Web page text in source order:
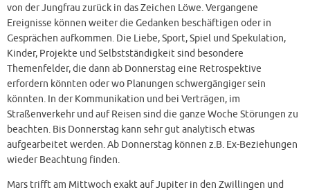
von der Jungfrau zurück in das Zeichen Löwe. Vergangene
Ereignisse können weiter die Gedanken beschäftigen oder in
Gesprächen aufkommen. Die Liebe, Sport, Spiel und Spekulation,
Kinder, Projekte und Selbstständigkeit sind besondere
Themenfelder, die dann ab Donnerstag eine Retrospektive
erfordern könnten oder wo Planungen schwergängiger sein
könnten. In der Kommunikation und bei Verträgen, im
Straßenverkehr und auf Reisen sind die ganze Woche Störungen zu
beachten. Bis Donnerstag kann sehr gut analytisch etwas
aufgearbeitet werden. Ab Donnerstag können z.B. Ex-Beziehungen
wieder Beachtung finden.
Mars trifft am Mittwoch exakt auf Jupiter in den Zwillingen und